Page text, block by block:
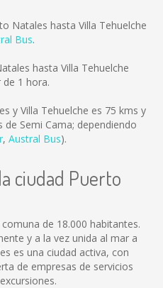
Natales hasta Villa Tehuelche
Bus.
hasta Villa Tehuelche
1 hora.
y Villa Tehuelche es 75 kms y
Semi Cama; dependiendo
, Austral Bus).
ciudad Puerto
de 18.000 habitantes.
y a la vez unida al mar a
es una ciudad activa, con
de empresas de servicios